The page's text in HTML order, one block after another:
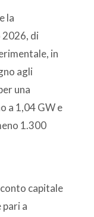
la
2026, di
in
agli
una
a 1,04 GW e
1.300
capitale
a